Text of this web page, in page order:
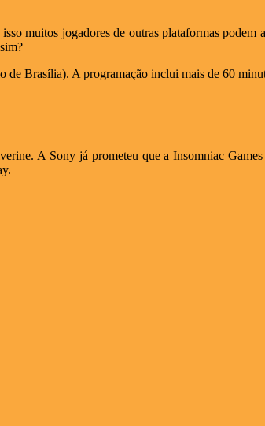
muitos jogadores de outras plataformas podem
Brasília). A programação inclui mais de 60
A Sony já prometeu que a Insomniac